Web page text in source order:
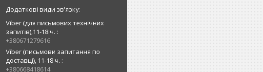
Viber (для письмових технічних
запитів),11-18 ч.
+380671279616
Viber (письмови запитання по
доставці), 11-18 ч.
+380668418614